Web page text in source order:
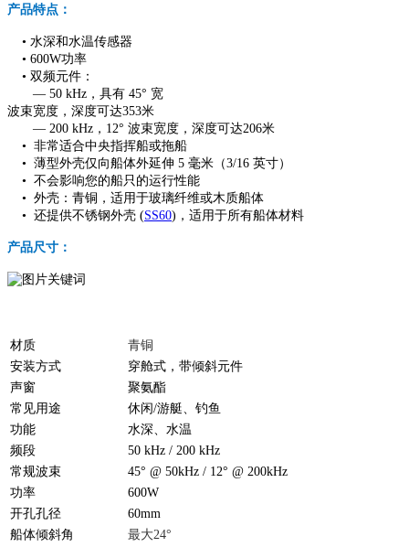
产品特点：
• 水深和水温传感器
• 600W功率
• 双频元件：
— 50 kHz，具有 45° 宽
波束宽度，深度可达353米
— 200 kHz，12° 波束宽度，深度可达206米
• 非常适合中央指挥船或拖船
• 薄型外壳仅向船体外延伸 5 毫米（3/16 英寸）
• 不会影响您的船只的运行性能
• 外壳：青铜，适用于玻璃纤维或木质船体
• 还提供不锈钢外壳 (SS60)，适用于所有船体材料
产品尺寸：
材质
青铜
安装方式
穿舱式，带倾斜元件
声窗
聚氨酯
常见用途
休闲/游艇、钓鱼
功能
水深、水温
频段
50 kHz / 200 kHz
常规波束
45° @ 50kHz / 12° @ 200kHz
功率
600W
开孔孔径
60mm
船体倾斜角
最大24°